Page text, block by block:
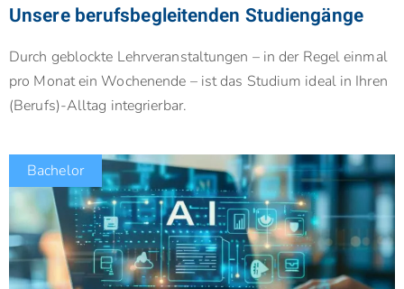
Unsere berufsbegleitenden Studiengänge
Durch geblockte Lehrveranstaltungen – in der Regel einmal
pro Monat ein Wochenende – ist das Studium ideal in Ihren
(Berufs)-Alltag integrierbar.
Bachelor